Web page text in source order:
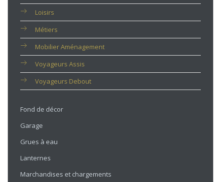
Loisirs
Métiers
Mobilier Aménagement
Voyageurs Assis
Voyageurs Debout
Fond de décor
Garage
Grues à eau
Lanternes
Marchandises et chargements